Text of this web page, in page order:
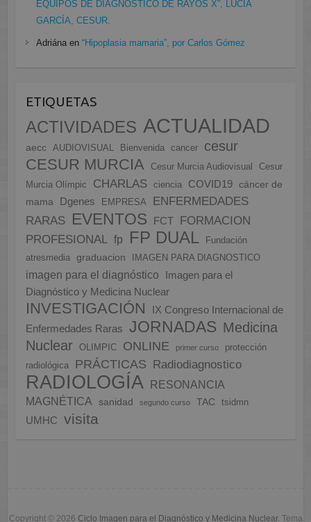
EQUIPOS DE DIAGNÓSTICO DE RAYOS X”, LUCÍA
GARCÍA, CESUR.
Adriánaen “Hipoplasia mamaria”, por Carlos Gómez
ETIQUETAS
ACTIVIDADES ACTUALIDAD
aecc AUDIOVISUAL Bienvenida cancer cesur
CESUR MURCIA Cesur Murcia Audiovisual
Cesur
Murcia Olímpic
CHARLAS ciencia COVID19
cáncer de
mama
Dgenes EMPRESA
ENFERMEDADES
RARAS EVENTOS FCT
FORMACION
PROFESIONAL fp FP DUAL
Fundación
atresmedia
graduacion IMAGEN PARA DIAGNOSTICO
imagen para el diagnóstico
Imagen para el
Diagnóstico y Medicina Nuclear
INVESTIGACIÓN
IX Congreso Internacional de
Enfermedades Raras
JORNADAS Medicina
Nuclear
OLIMPIC ONLINE primer curso
protección
radiológica
PRÁCTICAS Radiodiagnostico
RADIOLOGÍA
RESONANCIA
MAGNÉTICA
sanidad segundo curso TAC tsidmn
UMHC visita
Copyright © 2026 Ciclo Imagen para el Diagnóstico y Medicina Nuclear. Tema